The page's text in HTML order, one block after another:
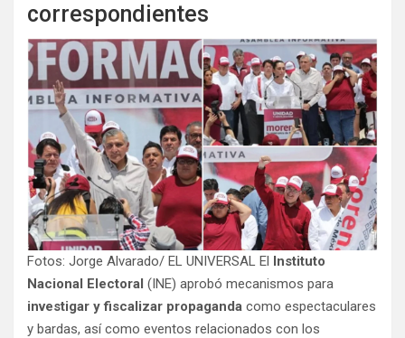
correspondientes
Fotos: Jorge Alvarado/ EL UNIVERSAL El Instituto
Nacional Electoral (INE) aprobó mecanismos para
investigar y fiscalizar propaganda como espectaculares
y bardas, así como eventos relacionados con los